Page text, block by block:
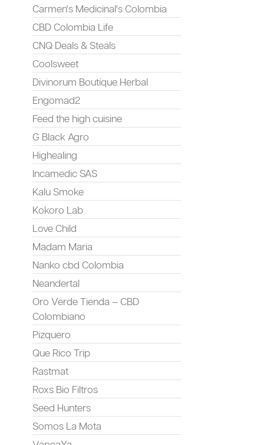
Carmen's Medicinal's Colombia
CBD Colombia Life
CNQ Deals & Steals
Coolsweet
Divinorum Boutique Herbal
Engomad2
Feed the high cuisine
G Black Agro
Highealing
Incamedic SAS
Kalu Smoke
Kokoro Lab
Love Child
Madam Maria
Nanko cbd Colombia
Neandertal
Oro Verde Tienda – CBD
Colombiano
Pizquero
Que Rico Trip
Rastmat
Roxs Bio Filtros
Seed Hunters
Somos La Mota